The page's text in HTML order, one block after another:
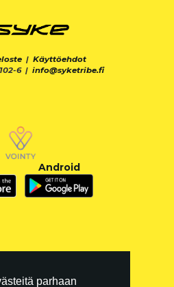
parhaan
| Käyttöehdot
6 | info@syketribe.fi
Android